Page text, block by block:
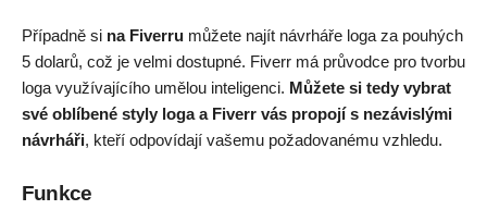
Případně si na Fiverru můžete najít návrháře loga za pouhých
5 dolarů, což je velmi dostupné. Fiverr má průvodce pro tvorbu
loga využívajícího umělou inteligenci. Můžete si tedy vybrat
své oblíbené styly loga a Fiverr vás propojí s nezávislými
návrháři, kteří odpovídají vašemu požadovanému vzhledu.
Funkce